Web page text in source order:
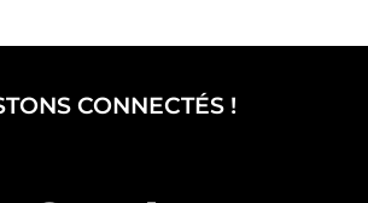
CONNECTÉS !